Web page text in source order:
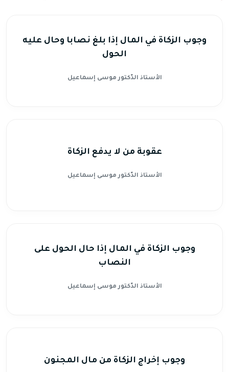
وجوب الزكاة في المال إذا بلغ نصابا وحال عليه
الحول
الأستاذ الدّكتور موسى إسماعيل
عقوبة من لا يدفع الزكاة
الأستاذ الدّكتور موسى إسماعيل
وجوب الزكاة في المال إذا حال الحول على
النصاب
الأستاذ الدّكتور موسى إسماعيل
وجوب إخراج الزكاة من مال المجنون